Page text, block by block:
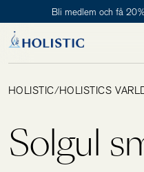
Bli medlem och få
Kosttillskott
Tillagd i varukorgen
För att påbörja en prenumeration
Holistic Club. Det är helt
HOLISTIC/HOLISTICS
Solgul